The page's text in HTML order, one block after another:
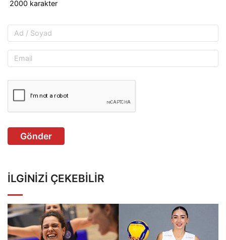
Gönder
İLGINIZI ÇEKEBILIR